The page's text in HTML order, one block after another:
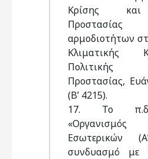
Κρίσης και
αρμοδιοτήτων
Κλιματικής
Πολιτικής
Προστασίας,
(Β’ 4215).
17. Το π.δ.
«Οργανισμός
Εσωτερικών
συνδυασμό με